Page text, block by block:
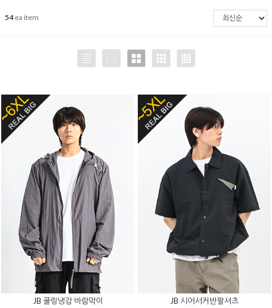
54ea item
JB 쿨링냉감 바람막이 JB 시어서커반팔셔츠